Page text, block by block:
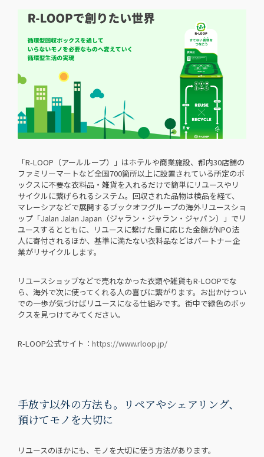
「R-LOOP（アールループ）」はホテルや商業施設、都内30店舗の
ファミリーマートなど全国700箇所以上に設置されている所定のボ
ックスに不要な⾐料品・雑貨を入れるだけで簡単にリユースやリ
サイクルに繋げられるシステム。回収された品物は検品を経て、
マレーシアなどで展開するブックオフグループの海外リユースショ
ップ「Jalan Jalan Japan（ジャラン・ジャラン・ジャパン）」でリ
ユースするとともに、リユースに繋げた量に応じた金額がNPO法
人に寄付されるほか、基準に満たない衣料品などはパートナー企
業がリサイクルします。
リユースショップなどで売れなかった衣類や雑貨もR-LOOPでな
ら、海外で次に使ってくれる人の喜びに繋がります。お出かけつい
での一歩が気づけばリユースになる仕組みです。街中で緑色のボッ
クスを見つけてみてください。
R-LOOP公式サイト： https://www.rloop.jp/
手放す以外の方法も。リペアやシェアリング、
預けてモノを大切に
リユースのほかにも、モノを大切に使う方法があります。